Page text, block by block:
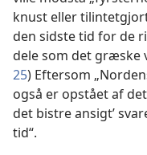
knust eller
den sidste tid for de
dele som det græske
25) Eftersom
også er opstået af
det bistre ansigt’
tid“.